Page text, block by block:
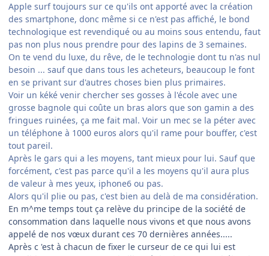
Apple surf toujours sur ce qu'ils ont apporté avec la création
des smartphone, donc même si ce n'est pas affiché, le bond
technologique est revendiqué ou au moins sous entendu, faut
pas non plus nous prendre pour des lapins de 3 semaines.
On te vend du luxe, du rêve, de le technologie dont tu n'as nul
besoin ... sauf que dans tous les acheteurs, beaucoup le font
en se privant sur d'autres choses bien plus primaires.
Voir un kéké venir chercher ses gosses à l'école avec une
grosse bagnole qui coûte un bras alors que son gamin a des
fringues ruinées, ça me fait mal. Voir un mec se la péter avec
un téléphone à 1000 euros alors qu'il rame pour bouffer, c'est
tout pareil.
Après le gars qui a les moyens, tant mieux pour lui. Sauf que
forcément, c'est pas parce qu'il a les moyens qu'il aura plus
de valeur à mes yeux, iphone6 ou pas.
Alors qu'il plie ou pas, c'est bien au delà de ma considération.
En m^me temps tout ça relève du principe de la société de
consommation dans laquelle nous vivons et que nous avons
appelé de nos vœux durant ces 70 dernières années.....
Après c 'est à chacun de fixer le curseur de ce qui lui est